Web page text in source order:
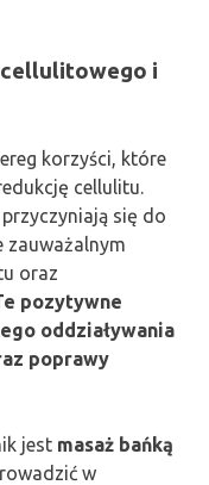
i
korzyści, które
cellulitu.
się do
zauważalnym
oraz
pozytywne
oddziaływania
poprawy
jest masaż bańką
w